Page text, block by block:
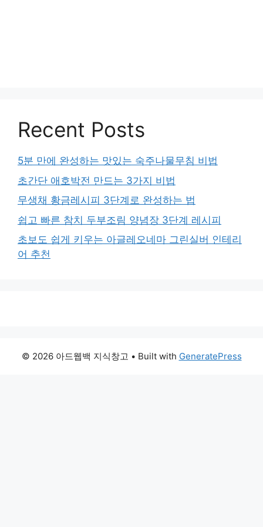
Recent Posts
5분 만에 완성하는 맛있는 숙주나물무침 비법
초간단 애호박전 만드는 3가지 비법
무생채 황금레시피 3단계로 완성하는 법
쉽고 빠른 참치 두부조림 양념장 3단계 레시피
초보도 쉽게 키우는 아글레오네마 그린실버 인테리
어 추천
© 2026 아드웹백 지식창고 • Built with GeneratePress